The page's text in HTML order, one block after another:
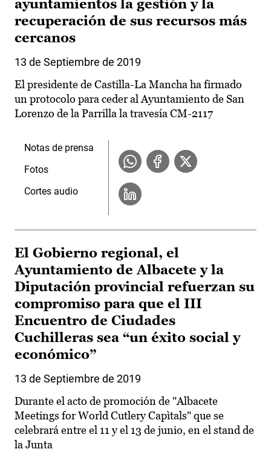
ayuntamientos la gestión y la
recuperación de sus recursos más
cercanos
13 de Septiembre de 2019
El presidente de Castilla-La Mancha ha firmado
un protocolo para ceder al Ayuntamiento de San
Lorenzo de la Parrilla la travesía CM-2117
Notas de prensa
Fotos
Cortes audio
El Gobierno regional, el
Ayuntamiento de Albacete y la
Diputación provincial refuerzan su
compromiso para que el III
Encuentro de Ciudades
Cuchilleras sea “un éxito social y
económico”
13 de Septiembre de 2019
Durante el acto de promoción de "Albacete
Meetings for World Cutlery Capìtals" que se
celebrará entre el 11 y el 13 de junio, en el stand de
la Junta